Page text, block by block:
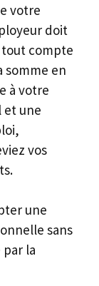
votre
doit
compte
somme en
à votre
et une
vos
une
sans
la